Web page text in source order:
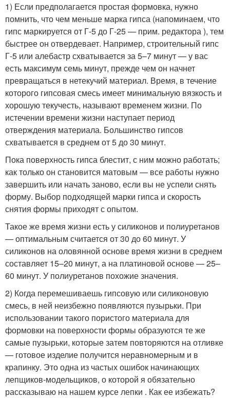
1) Если предполагается простая формовка, нужно
помнить, что чем меньше марка гипса (напоминаем, что
гипс маркируется от Г-5 до Г-25 — прим. редактора ), тем
быстрее он отвердевает. Например, строительный гипс
Г-5 или алебастр схватывается за 5–7 минут — у вас
есть максимум семь минут, прежде чем он начнет
превращаться в нетекучий материал. Время, в течение
которого гипсовая смесь имеет минимальную вязкость и
хорошую текучесть, называют временем жизни. По
истечении времени жизни наступает период
отверждения материала. Большинство гипсов
схватывается в среднем от 5 до 30 минут.
Пока поверхность гипса блестит, с ним можно работать;
как только он становится матовым — все работы нужно
завершить или начать заново, если вы не успели снять
форму. Выбор подходящей марки гипса и скорость
снятия формы приходят с опытом.
Такое же время жизни есть у силиконов и полиуретанов
— оптимальным считается от 30 до 60 минут. У
силиконов на оловянной основе время жизни в среднем
составляет 15–20 минут, а на платиновой основе — 25–
60 минут. У полиуретанов похожие значения.
2) Когда перемешиваешь гипсовую или силиконовую
смесь, в ней неизбежно появляются пузырьки. При
использовании такого пористого материала для
формовки на поверхности формы образуются те же
самые пузырьки, которые затем повторяются на отливке
— готовое изделие получится неравномерным и в
крапинку. Это одна из частых ошибок начинающих
лепщиков-модельщиков, о которой я обязательно
рассказываю на нашем курсе лепки . Как ее избежать?